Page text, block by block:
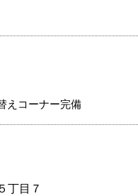
えコーナー完備
丁目７